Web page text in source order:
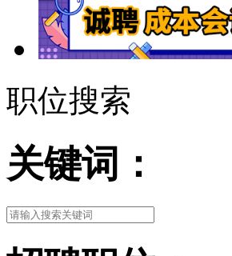
职位搜索
关键词：